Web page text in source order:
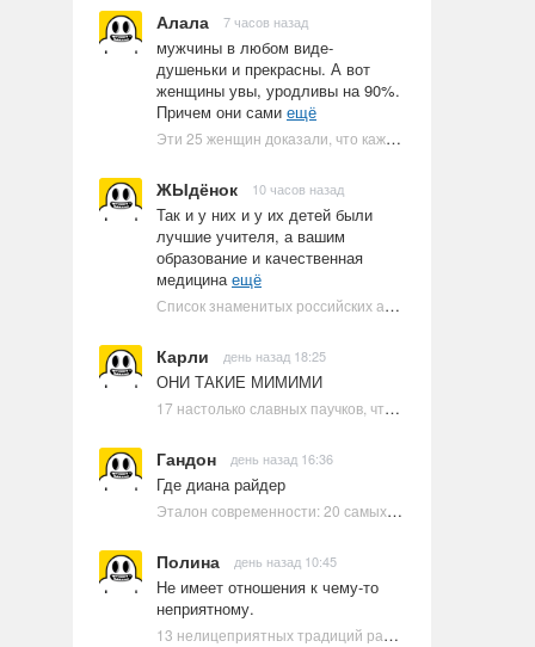
Алала 7 часов назад
мужчины в любом виде-
душеньки и прекрасны. А вот
женщины увы, уродливы на 90%.
Причем они сами ещё
Эти 25 женщин доказали, что каждое тело имеет право быть в бикини
ЖЫдёнок 10 часов назад
Так и у них и у их детей были
лучшие учителя, а вашим
образование и качественная
медицинаещё
Список знаменитых российских артистов-евреев | Ультрамарин
Карли день назад 18:25
ОНИ ТАКИЕ МИМИМИ
17 настолько славных паучков, что даже у арахнофобов появится желание их погладить
Гандон день назад 16:36
Где диана райдер
Эталон современности: 20 самых красивых и привлекательных актрис Голливуда, по мнению Google | Ультрамарин
Полина день назад 10:45
Не имеет отношения к чему-то
неприятному.
13 нелицеприятных традиций разных стран, которые могут шокировать неподготовленного человека